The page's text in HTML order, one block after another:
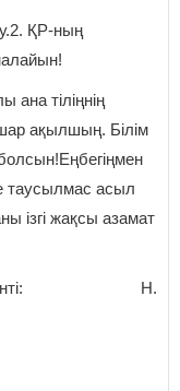
ҚР-ның
ана тіліңнің
ақылшың. Білім
таусылмас асыл
ізгі жақсы азамат
президенті: Н.